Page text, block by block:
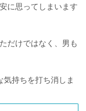
に思ってしまいます
だけではなく、男も
持ちを打ち消しま